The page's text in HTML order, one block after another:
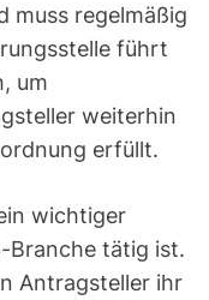
muss regelmäßig
führt
um
weiterhin
erfüllt.
wichtiger
Branche tätig ist.
Antragsteller ihr